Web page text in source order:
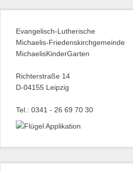
Evangelisch-Lutherische
Michaelis-Friedenskirchgemeinde
MichaelisKinderGarten
Richterstraße 14
D-04155 Leipzig
Tel.: 0341 - 26 69 70 30